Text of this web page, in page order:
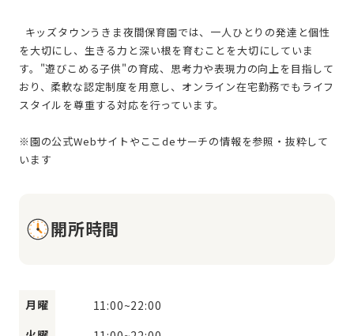
を大切にし、生きる力と深い根を育むことを大切にしていま
す。"遊びこめる子供"の育成、思考力や表現力の向上を目指して
おり、柔軟な認定制度を用意し、オンライン在宅勤務でもライフ
スタイルを尊重する対応を行っています。
※園の公式Webサイトやここdeサーチの情報を参照・抜粋して
開所時間
月曜 11:00~22:00